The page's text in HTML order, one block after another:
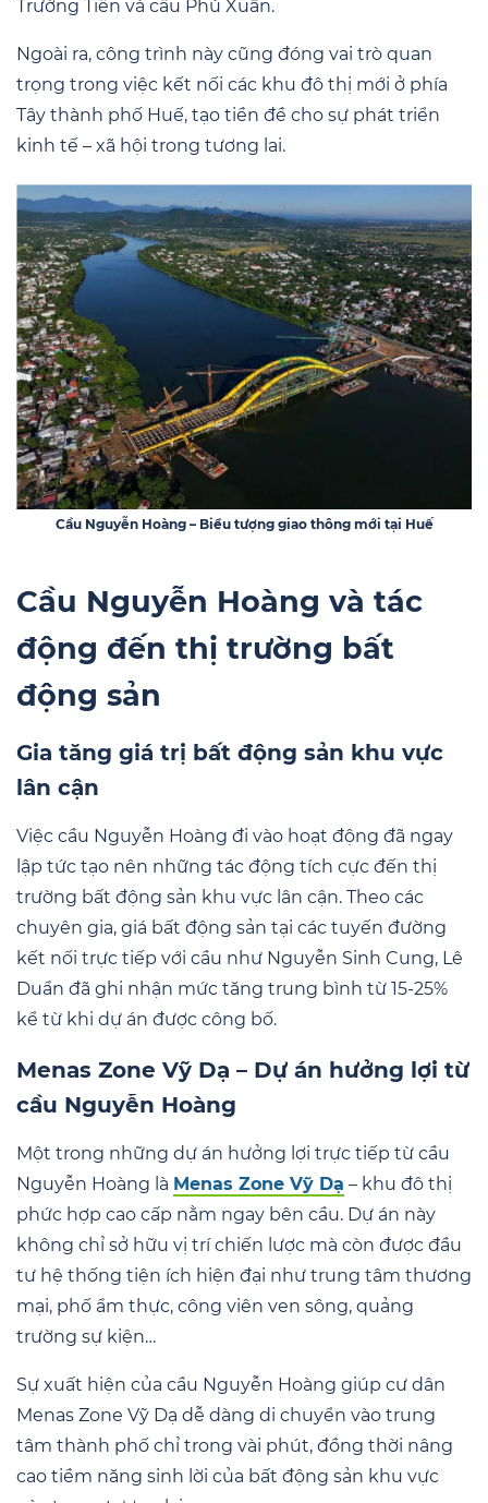
Trường Tiền và cầu Phú Xuân.
Ngoài ra, công trình này cũng đóng vai trò quan
trọng trong việc kết nối các khu đô thị mới ở phía
Tây thành phố Huế, tạo tiền đề cho sự phát triển
kinh tế – xã hội trong tương lai.
Cầu Nguyễn Hoàng – Biểu tượng giao thông mới tại Huế
Cầu Nguyễn Hoàng và tác
động đến thị trường bất
động sản
Gia tăng giá trị bất động sản khu vực
lân cận
Việc cầu Nguyễn Hoàng đi vào hoạt động đã ngay
lập tức tạo nên những tác động tích cực đến thị
trường bất động sản khu vực lân cận. Theo các
chuyên gia, giá bất động sản tại các tuyến đường
kết nối trực tiếp với cầu như Nguyễn Sinh Cung, Lê
Duẩn đã ghi nhận mức tăng trung bình từ 15-25%
kể từ khi dự án được công bố.
Menas Zone Vỹ Dạ – Dự án hưởng lợi từ
cầu Nguyễn Hoàng
Một trong những dự án hưởng lợi trực tiếp từ cầu
Nguyễn Hoàng là Menas Zone Vỹ Dạ – khu đô thị
phức hợp cao cấp nằm ngay bên cầu. Dự án này
không chỉ sở hữu vị trí chiến lược mà còn được đầu
tư hệ thống tiện ích hiện đại như trung tâm thương
mại, phố ẩm thực, công viên ven sông, quảng
trường sự kiện…
Sự xuất hiện của cầu Nguyễn Hoàng giúp cư dân
Menas Zone Vỹ Dạ dễ dàng di chuyển vào trung
tâm thành phố chỉ trong vài phút, đồng thời nâng
cao tiềm năng sinh lời của bất động sản khu vực